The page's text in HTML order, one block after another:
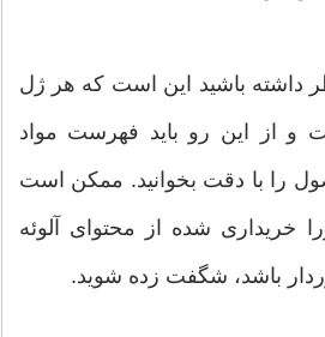
داشته باشید این است که هر ژل
و از این رو باید فهرست مواد
را با دقت بخوانید. ممکن است
خریداری شده از محتوای آلوئه
باشد، شگفت زده شوید.